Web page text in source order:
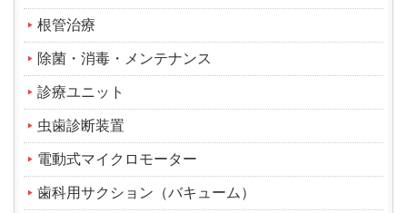
根管治療
除菌・消毒・メンテナンス
診療ユニット
虫歯診断装置
電動式マイクロモーター
歯科用サクション（バキューム）